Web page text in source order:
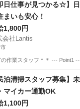
日仕事が見つかる☆】
まいも安心！
1,800円
会社Lantis
の作業スタッフ＊＊ --- Point1
場 スタッフ
泊清掃スタッフ募集】
マイカー通勤OK
1,100円